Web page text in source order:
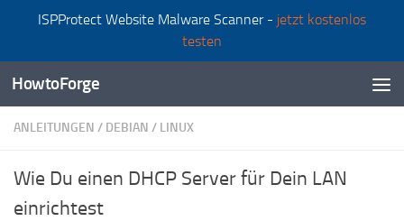
ISPProtect Website Malware Scanner - jetzt kostenlos
testen
Zum Inhalt springen
HowtoForge
ANLEITUNGEN / DEBIAN / LINUX
Wie Du einen DHCP Server für Dein LAN
einrichtest